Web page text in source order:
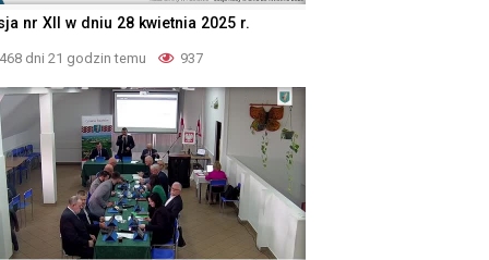
nr XII w dniu 28 kwietnia 2025 r.
468 dni 21 godzin temu 937